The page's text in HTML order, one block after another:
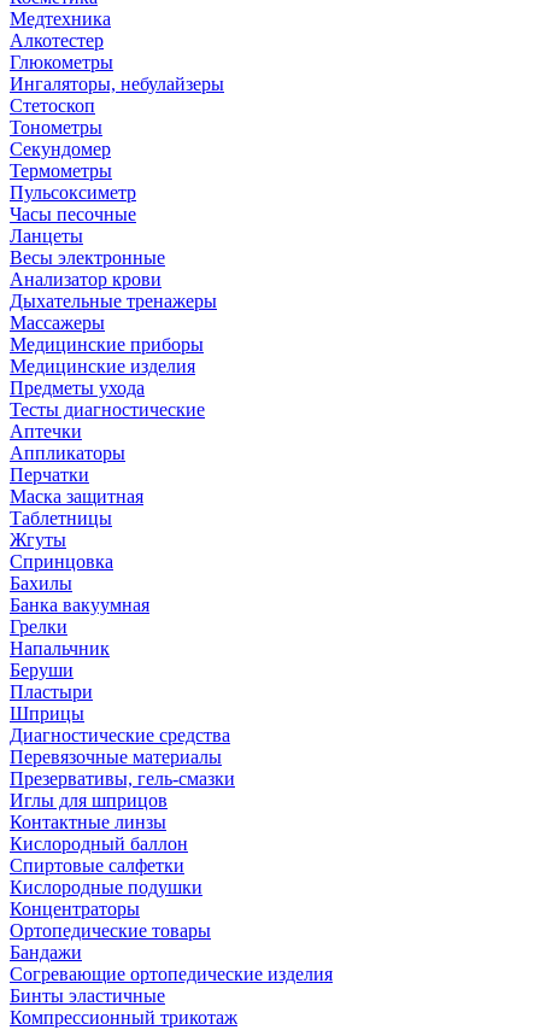
Медтехника
Алкотестер
Глюкометры
Ингаляторы, небулайзеры
Стетоскоп
Тонометры
Секундомер
Термометры
Пульсоксиметр
Часы песочные
Ланцеты
Весы электронные
Анализатор крови
Дыхательные тренажеры
Массажеры
Медицинские приборы
Медицинские изделия
Предметы ухода
Тесты диагностические
Аптечки
Аппликаторы
Перчатки
Маска защитная
Таблетницы
Жгуты
Спринцовка
Бахилы
Банка вакуумная
Грелки
Напальчник
Беруши
Пластыри
Шприцы
Диагностические средства
Перевязочные материалы
Презервативы, гель-смазки
Иглы для шприцов
Контактные линзы
Кислородный баллон
Спиртовые салфетки
Кислородные подушки
Концентраторы
Ортопедические товары
Бандажи
Согревающие ортопедические изделия
Бинты эластичные
Компрессионный трикотаж